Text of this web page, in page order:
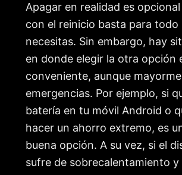
Apagar en realidad es
con el reinicio basta para todo
necesitas. Sin embargo, hay
en donde elegir la otra opción
conveniente, aunque
emergencias. Por ejemplo, si
batería en tu móvil Android o
hacer un ahorro extremo, es
buena opción. A su vez, si el
sufre de sobrecalentamiento y